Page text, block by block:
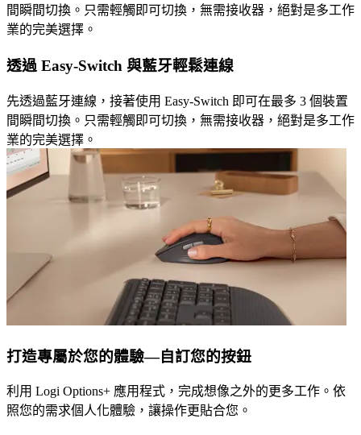
間瞬間切換。只需輕觸即可切換，無需接收器，絕對是多工作
業的完美選擇。
透過 Easy-Switch 與藍牙輕鬆連線
先透過藍牙連線，接著使用 Easy-Switch 即可在最多 3 個裝置
間瞬間切換。只需輕觸即可切換，無需接收器，絕對是多工作
業的完美選擇。
打造專屬於您的體驗—自訂您的按鈕
利用 Logi Options+ 應用程式，完成想像之外的更多工作。依
照您的需求個人化體驗，讓操作更貼合您。